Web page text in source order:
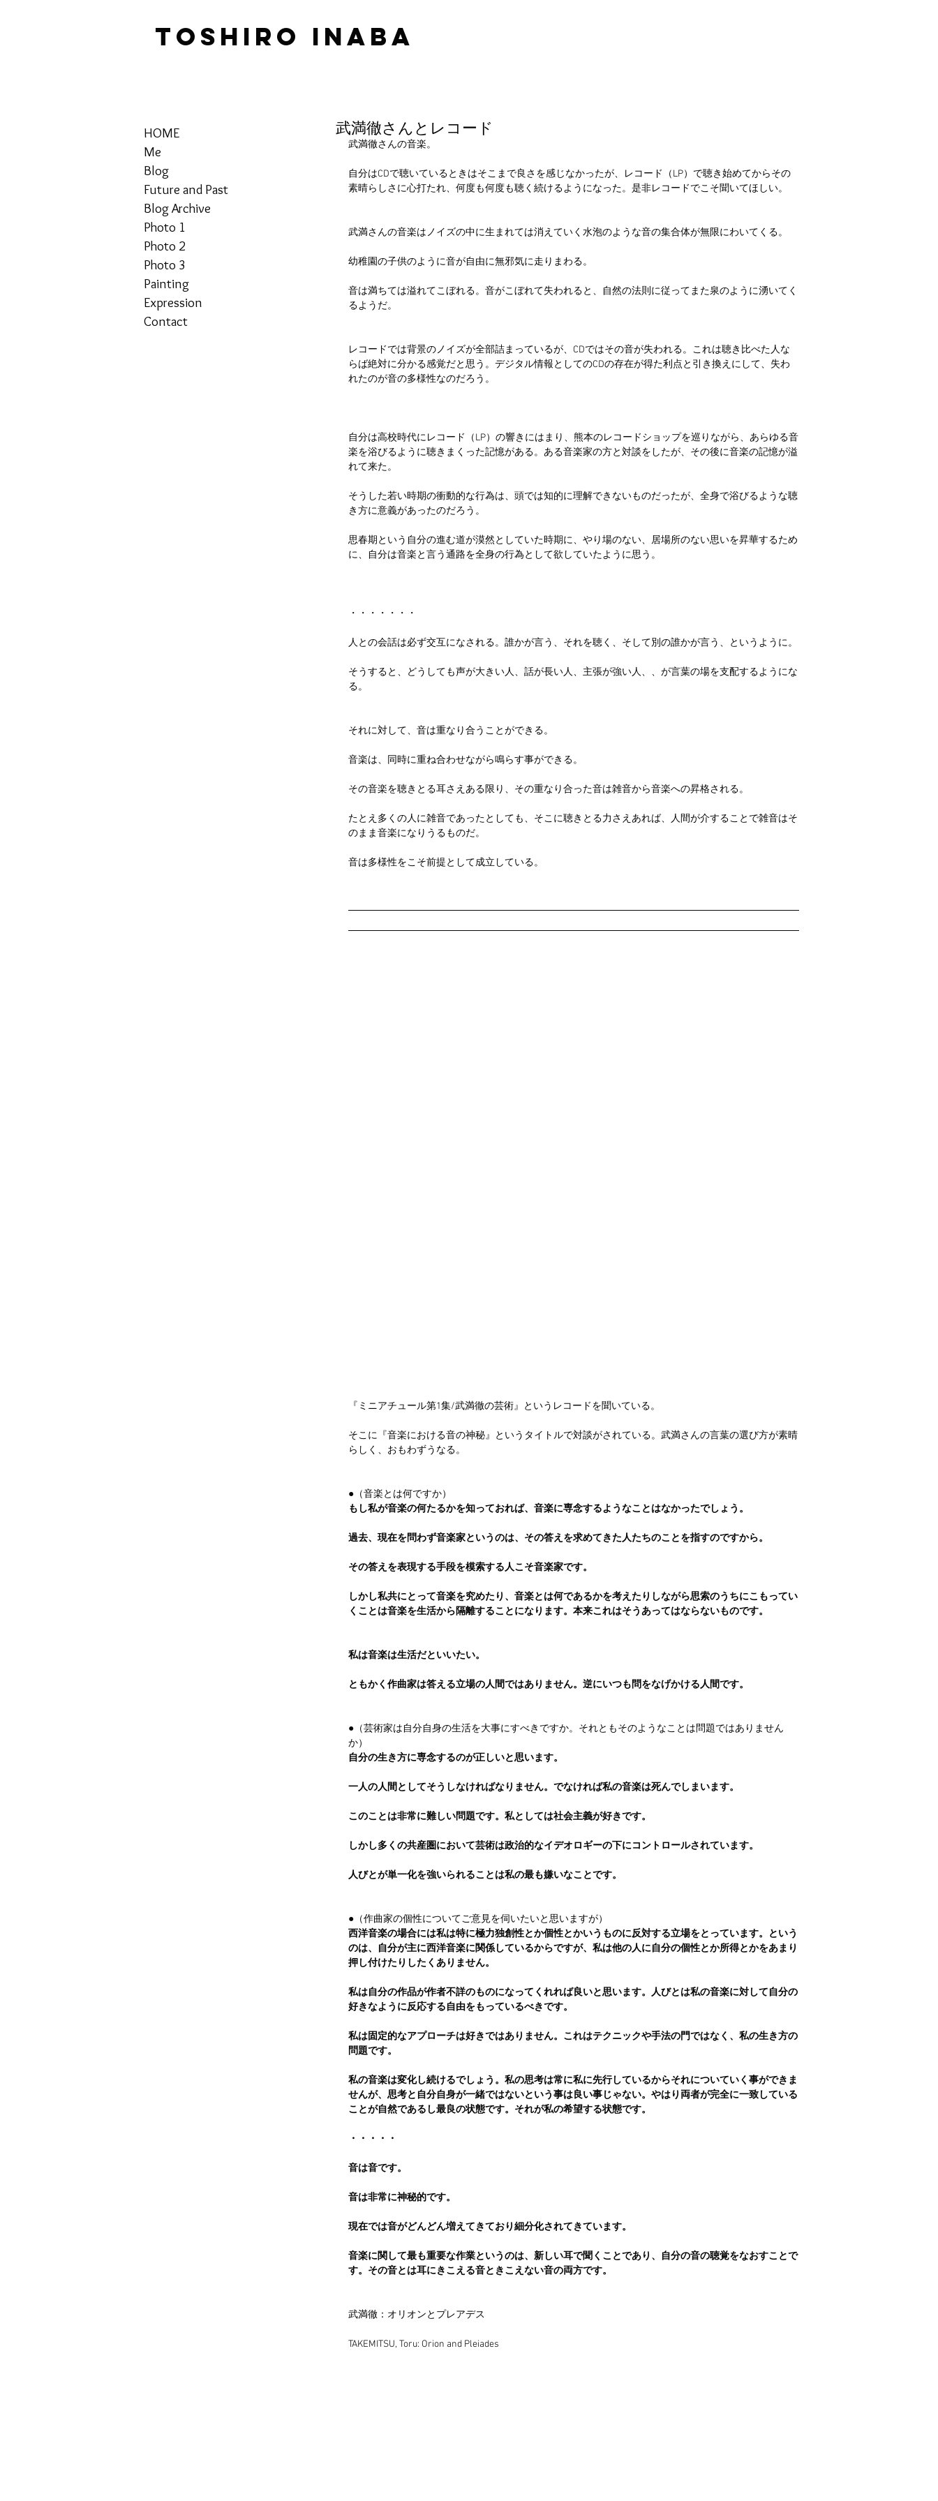
TOSHIRO INABA
武満徹さんとレコード
武満徹さんの音楽。
自分はCDで聴いているときはそこまで良さを感じなかったが、レコード（LP）で聴き始めてからその
素晴らしさに心打たれ、何度も何度も聴く続けるようになった。是非レコードでこそ聞いてほしい。
武満さんの音楽はノイズの中に生まれては消えていく水泡のような音の集合体が無限にわいてくる。
幼稚園の子供のように音が自由に無邪気に走りまわる。
音は満ちては溢れてこぼれる。音がこぼれて失われると、自然の法則に従ってまた泉のように湧いてく
るようだ。
レコードでは背景のノイズが全部詰まっているが、CDではその音が失われる。これは聴き比べた人な
らば絶対に分かる感覚だと思う。デジタル情報としてのCDの存在が得た利点と引き換えにして、失わ
れたのが音の多様性なのだろう。
自分は高校時代にレコード（LP）の響きにはまり、熊本のレコードショップを巡りながら、あらゆる音
楽を浴びるように聴きまくった記憶がある。ある音楽家の方と対談をしたが、その後に音楽の記憶が溢
れて来た。
そうした若い時期の衝動的な行為は、頭では知的に理解できないものだったが、全身で浴びるような聴
き方に意義があったのだろう。
思春期という自分の進む道が漠然としていた時期に、やり場のない、居場所のない思いを昇華するため
に、自分は音楽と言う通路を全身の行為として欲していたように思う。
・・・・・・・
人との会話は必ず交互になされる。誰かが言う、それを聴く、そして別の誰かが言う、というように。
そうすると、どうしても声が大きい人、話が長い人、主張が強い人、、が言葉の場を支配するようにな
る。
それに対して、音は重なり合うことができる。
音楽は、同時に重ね合わせながら鳴らす事ができる。
その音楽を聴きとる耳さえある限り、その重なり合った音は雑音から音楽への昇格される。
たとえ多くの人に雑音であったとしても、そこに聴きとる力さえあれば、人間が介することで雑音はそ
のまま音楽になりうるものだ。
音は多様性をこそ前提として成立している。
『ミニアチュール第1集/武満徹の芸術』というレコードを聞いている。
そこに『音楽における音の神秘』というタイトルで対談がされている。武満さんの言葉の選び方が素晴
らしく、おもわずうなる。
●（音楽とは何ですか）
もし私が音楽の何たるかを知っておれば、音楽に専念するようなことはなかったでしょう。
過去、現在を問わず音楽家というのは、その答えを求めてきた人たちのことを指すのですから。
その答えを表現する手段を模索する人こそ音楽家です。
しかし私共にとって音楽を究めたり、音楽とは何であるかを考えたりしながら思索のうちにこもってい
くことは音楽を生活から隔離することになります。本来これはそうあってはならないものです。
私は音楽は生活だといいたい。
ともかく作曲家は答える立場の人間ではありません。逆にいつも問をなげかける人間です。
●（芸術家は自分自身の生活を大事にすべきですか。それともそのようなことは問題ではありません
か）
自分の生き方に専念するのが正しいと思います。
一人の人間としてそうしなければなりません。でなければ私の音楽は死んでしまいます。
このことは非常に難しい問題です。私としては社会主義が好きです。
しかし多くの共産圏において芸術は政治的なイデオロギーの下にコントロールされています。
人びとが単一化を強いられることは私の最も嫌いなことです。
●（作曲家の個性についてご意見を伺いたいと思いますが）
西洋音楽の場合には私は特に極力独創性とか個性とかいうものに反対する立場をとっています。という
のは、自分が主に西洋音楽に関係しているからですが、私は他の人に自分の個性とか所得とかをあまり
押し付けたりしたくありません。
私は自分の作品が作者不詳のものになってくれれば良いと思います。人びとは私の音楽に対して自分の
好きなように反応する自由をもっているべきです。
私は固定的なアプローチは好きではありません。これはテクニックや手法の門ではなく、私の生き方の
問題です。
私の音楽は変化し続けるでしょう。私の思考は常に私に先行しているからそれについていく事ができま
せんが、思考と自分自身が一緒ではないという事は良い事じゃない。やはり両者が完全に一致している
ことが自然であるし最良の状態です。それが私の希望する状態です。
・・・・・
音は音です。
音は非常に神秘的です。
現在では音がどんどん増えてきており細分化されてきています。
音楽に関して最も重要な作業というのは、新しい耳で聞くことであり、自分の音の聴覚をなおすことで
す。その音とは耳にきこえる音ときこえない音の両方です。
武満徹：オリオンとプレアデス
TAKEMITSU, Toru: Orion and Pleiades
HOME
Me
Blog
Future and Past
Blog Archive
Photo 1
Photo 2
Photo 3
Painting
Expression
Contact